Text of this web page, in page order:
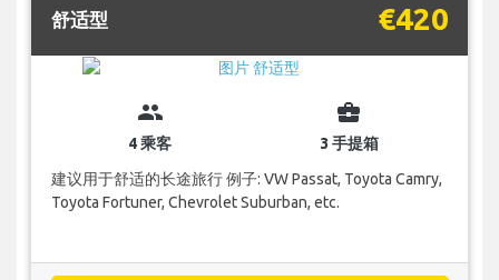
舒适型 €420
group
4 乘客
business_center
3 手提箱
建议用于舒适的长途旅行 例子: VW Passat, Toyota Camry,
Toyota Fortuner, Chevrolet Suburban, etc.